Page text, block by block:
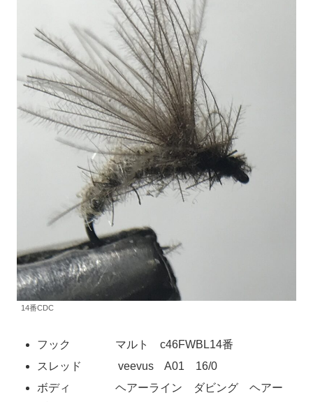
14番CDC
フック マルト c46FWBL14番
スレッド veevus A01 16/0
ボディ ヘアーライン ダビング ヘアー